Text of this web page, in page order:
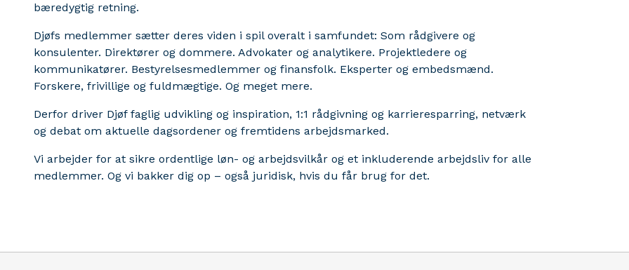
bæredygtig retning.
Djøfs medlemmer sætter deres viden i spil overalt i samfundet: Som rådgivere og
konsulenter. Direktører og dommere. Advokater og analytikere. Projektledere og
kommunikatører. Bestyrelsesmedlemmer og finansfolk. Eksperter og embedsmænd.
Forskere, frivillige og fuldmægtige. Og meget mere.
Derfor driver Djøf faglig udvikling og inspiration, 1:1 rådgivning og karrieresparring, netværk
og debat om aktuelle dagsordener og fremtidens arbejdsmarked. ​
Vi arbejder for at sikre ordentlige løn- og arbejdsvilkår og et inkluderende arbejdsliv for alle
medlemmer. Og vi bakker dig op – også juridisk, hvis du får brug for det.​